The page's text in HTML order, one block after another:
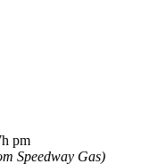
pm
Speedway Gas)